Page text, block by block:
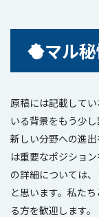
◆マル秘情報で興味関心を高める
原稿には記載して
いる背景をもう少
新しい分野への進
は重要なポジショ
の詳細については
と思います。私た
る方を歓迎します。